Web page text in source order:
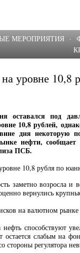
МЕРОПРИЯТИЯ ·
уровне 10,8
оставался под
10,8 рублей,
дня некоторую
нефти, сообщает
ПСБ.
заметно возросла
вернулись
на валютном
способствуют
остается слабым на
стороны регулятора